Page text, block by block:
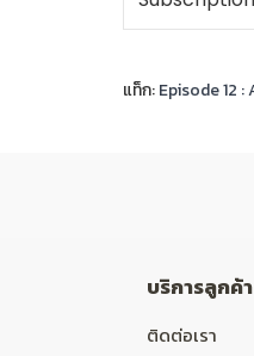
แท็ก:Episode 12
บริการลูกค้า
ติดต่อเรา